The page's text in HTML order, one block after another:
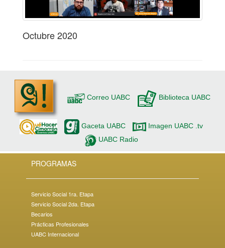
Octubre 2020
Correo UABC Biblioteca UABC
Gaceta UABC
Imagen UABC .tv
UABC Radio
PROGRAMAS
Servicio Social 1ra. Etapa
Servicio Social 2da. Etapa
Becarios
Prácticas Profesionales
UABC Internacional